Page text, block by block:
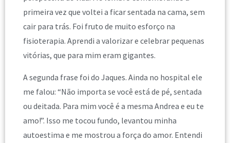
primeira vez que voltei a ficar sentada na cama, sem
cair para trás. Foi fruto de muito esforço na
fisioterapia. Aprendi a valorizar e celebrar pequenas
vitórias, que para mim eram gigantes.
A segunda frase foi do Jaques. Ainda no hospital ele
me falou: “Não importa se você está de pé, sentada
ou deitada. Para mim você é a mesma Andrea e eu te
amo!”. Isso me tocou fundo, levantou minha
autoestima e me mostrou a força do amor. Entendi